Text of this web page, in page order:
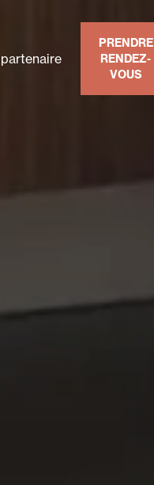
PRENDRE
RENDEZ-
VOUS